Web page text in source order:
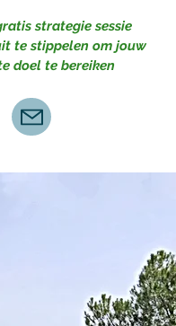
strategie sessie
te stippelen om jouw
doel te bereiken